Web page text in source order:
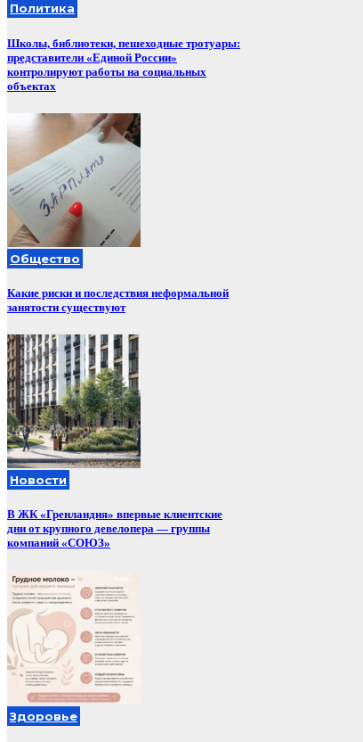
Политика
Школы, библиотеки, пешеходные тротуары:
представители «Единой России»
контролируют работы на социальных
объектах
Общество
Какие риски и последствия неформальной
занятости существуют
Новости
В ЖК «Гренландия» впервые клиентские
дни от крупного девелопера — группы
компаний «СОЮЗ»
Здоровье